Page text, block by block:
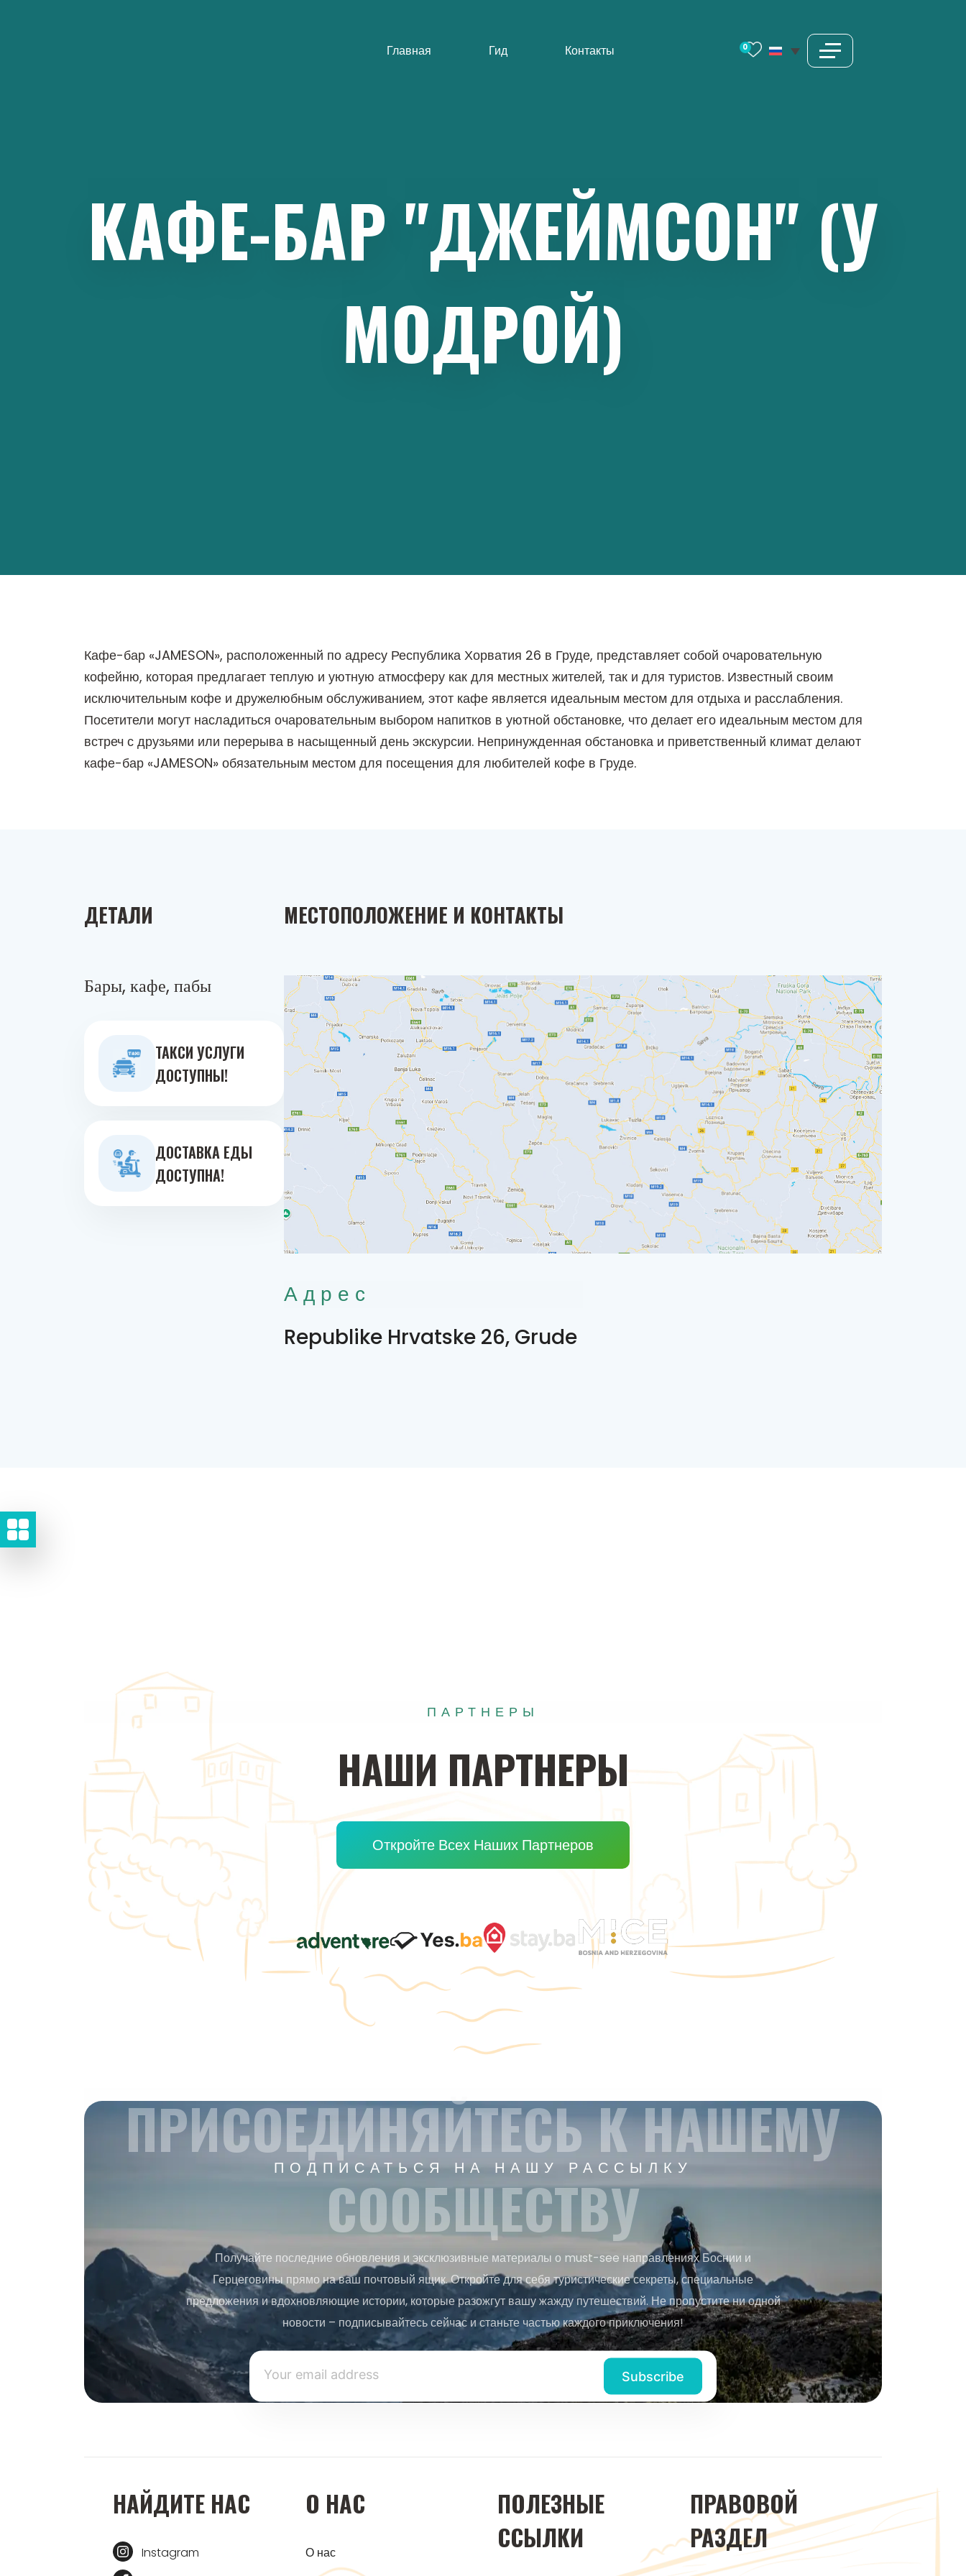
Главная Гид Контакты 0
КАФЕ-БАР "ДЖЕЙМСОН" (У
МОДРОЙ)
Кафе-бар «JAMESON», расположенный по адресу Республика Хорватия 26 в Груде, представляет собой очаровательную
кофейню, которая предлагает теплую и уютную атмосферу как для местных жителей, так и для туристов. Известный своим
исключительным кофе и дружелюбным обслуживанием, этот кафе является идеальным местом для отдыха и расслабления.
Посетители могут насладиться очаровательным выбором напитков в уютной обстановке, что делает его идеальным местом для
встреч с друзьями или перерыва в насыщенный день экскурсии. Непринужденная обстановка и приветственный климат делают
кафе-бар «JAMESON» обязательным местом для посещения для любителей кофе в Груде.
ДЕТАЛИ
Бары, кафе, пабы
ТАКСИ УСЛУГИ
ДОСТУПНЫ!
ДОСТАВКА ЕДЫ
ДОСТУПНА!
МЕСТОПОЛОЖЕНИЕ И КОНТАКТЫ
Адрес
Republike Hrvatske 26, Grude
ПАРТНЕРЫ
НАШИ ПАРТНЕРЫ
Откройте Всех Наших Партнеров
ПОДПИСАТЬСЯ НА НАШУ РАССЫЛКУ
ПРИСОЕДИНЯЙТЕСЬ К НАШЕМУ
СООБЩЕСТВУ
Получайте последние обновления и эксклюзивные материалы о must-see направлениях Боснии и
Герцеговины прямо на ваш почтовый ящик. Откройте для себя туристические секреты, специальные
предложения и вдохновляющие истории, которые разожгут вашу жажду путешествий. Не пропустите ни одной
новости – подписывайтесь сейчас и станьте частью каждого приключения!
НАЙДИТЕ НАС
Instagram
О НАС
О нас
ПОЛЕЗНЫЕ
ССЫЛКИ
ПРАВОВОЙ
РАЗДЕЛ